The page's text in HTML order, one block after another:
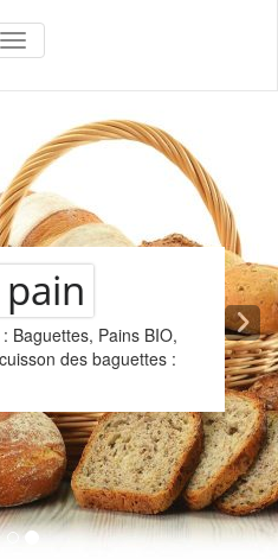
La Superette –
le marché du
château
AFFICHER/MASQUER LA
Baguettes, Pains BIO,
des baguettes :